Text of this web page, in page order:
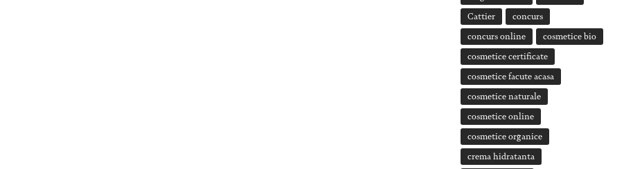
Cattier concurs
concurs online cosmetice bio
cosmetice certificate
cosmetice facute acasa
cosmetice naturale
cosmetice online
cosmetice organice
crema hidratanta